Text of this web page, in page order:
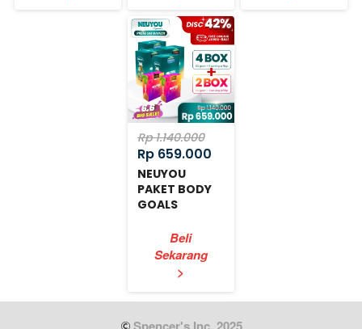
Rp 1.140.000
Rp 659.000
NEUYOU
PAKET BODY
GOALS
`
Beli
Sekarang
>